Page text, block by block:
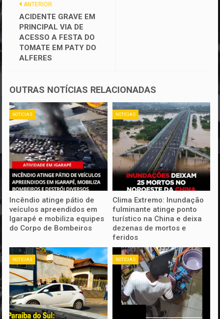
ANTERIOR
ACIDENTE GRAVE EM
PRINCIPAL VIA DE
ACESSO A FESTA DO
TOMATE EM PATY DO
ALFERES
OUTRAS NOTÍCIAS RELACIONADAS
NOTICIAS
Incêndio atinge pátio de
veículos apreendidos em
Igarapé e mobiliza equipes
do Corpo de Bombeiros
NOTICIAS
Clima Extremo: Inundação
fulminante atinge ponto
turístico na China e deixa
dezenas de mortos e
feridos
NOTICIAS NOTICIAS